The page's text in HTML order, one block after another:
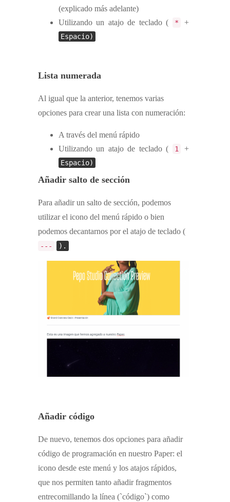
(explicado más adelante)
Utilizando un atajo de teclado (
* +
Espacio)
Lista numerada
Al igual que la anterior, tenemos varias
opciones para crear una lista con numeración:
A través del menú rápido
Utilizando un atajo de teclado (
1 +
Espacio)
Añadir salto de sección
Para añadir un salto de sección, podemos
utilizar el icono del menú rápido o bien
podemos decantarnos por el atajo de teclado (
--- ).
Añadir código
De nuevo, tenemos dos opciones para añadir
código de programación en nuestro Paper: el
icono desde este menú y los atajos rápidos,
que nos permiten tanto añadir fragmentos
entrecomillando la línea (`código`) como